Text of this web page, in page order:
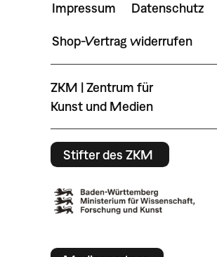
Impressum Datenschutz
Shop-Vertrag widerrufen
ZKM | Zentrum für
Kunst und Medien
Stifter des ZKM